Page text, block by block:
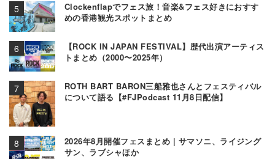
Clockenflapでフェス旅！音楽&フェス好きにおすす
めの香港観光スポットまとめ
【ROCK IN JAPAN FESTIVAL】歴代出演アーティス
トまとめ（2000〜2025年）
ROTH BART BARON三船雅也さんとフェスティバル
について語る【#FJPodcast 11月8日配信】
2026年8月開催フェスまとめ | サマソニ、ライジング
サン、ラブシャほか